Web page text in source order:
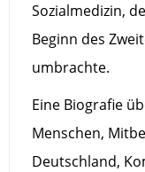
Sozialmedizin,
Beginn des
umbrachte.
Eine Biografie
Menschen,
Deutschland,